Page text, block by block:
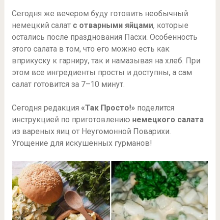
Сегодня же вечером буду готовить необычный
немецкий салат с отварными яйцами, которые
остались после празднования Пасхи. Особенность
этого салата в том, что его можно есть как
вприкуску к гарниру, так и намазывая на хлеб. При
этом все ингредиенты просты и доступны, а сам
салат готовится за 7–10 минут.
Сегодня редакция «Так Просто!»поделится
инструкцией по приготовлению немецкого салата
из вареных яиц от Неугомонной Поварихи.
Угощение для искушенных гурманов!